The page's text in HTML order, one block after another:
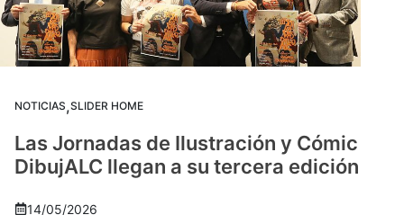
NOTICIAS,SLIDER HOME
Las Jornadas de Ilustración y Cómic
DibujALC llegan a su tercera edición
14/05/2026